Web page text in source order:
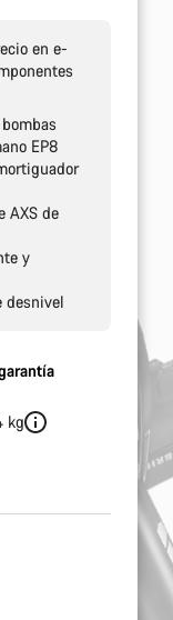
en e-
EP8
AXS de
y
desnivel
kg